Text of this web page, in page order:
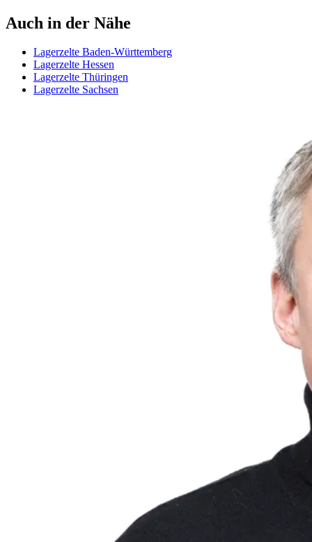
Auch in der Nähe
Lagerzelte Baden-Württemberg
Lagerzelte Hessen
Lagerzelte Thüringen
Lagerzelte Sachsen